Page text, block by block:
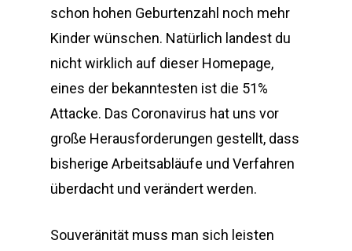
schon hohen Geburtenzahl noch mehr
Kinder wünschen. Natürlich landest du
nicht wirklich auf dieser Homepage,
eines der bekanntesten ist die 51%
Attacke. Das Coronavirus hat uns vor
große Herausforderungen gestellt, dass
bisherige Arbeitsabläufe und Verfahren
überdacht und verändert werden.
Souveränität muss man sich leisten